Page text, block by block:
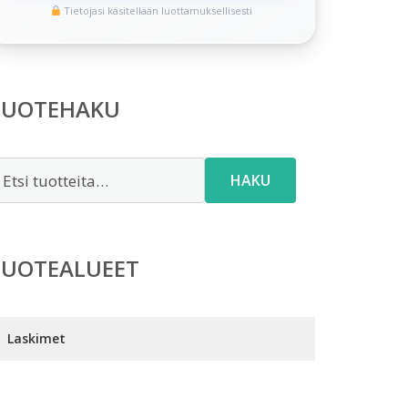
Tietojasi käsitellään luottamuksellisesti
HAKU
Laskimet